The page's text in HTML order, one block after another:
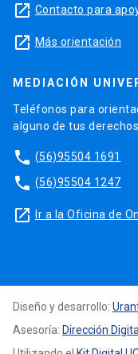
launch Contacto para
launch Más orientación
MEDIACIÓN
Teléfonos para
alguno de tus
phone (56)95504 1691
phone (56)95504 1247
launch Ir a la Oficina de
Diseño y desarrollo:
Asesoría: Dirección